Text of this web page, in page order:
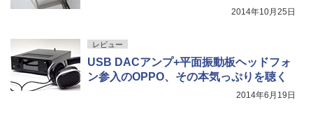
2014年10月25日
レビュー
USB DACアンプ+平面振動板ヘッドフォ
ン参入のOPPO、その本気っぷりを聴く
2014年6月19日